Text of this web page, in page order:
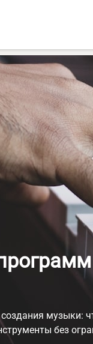
музыки:
без